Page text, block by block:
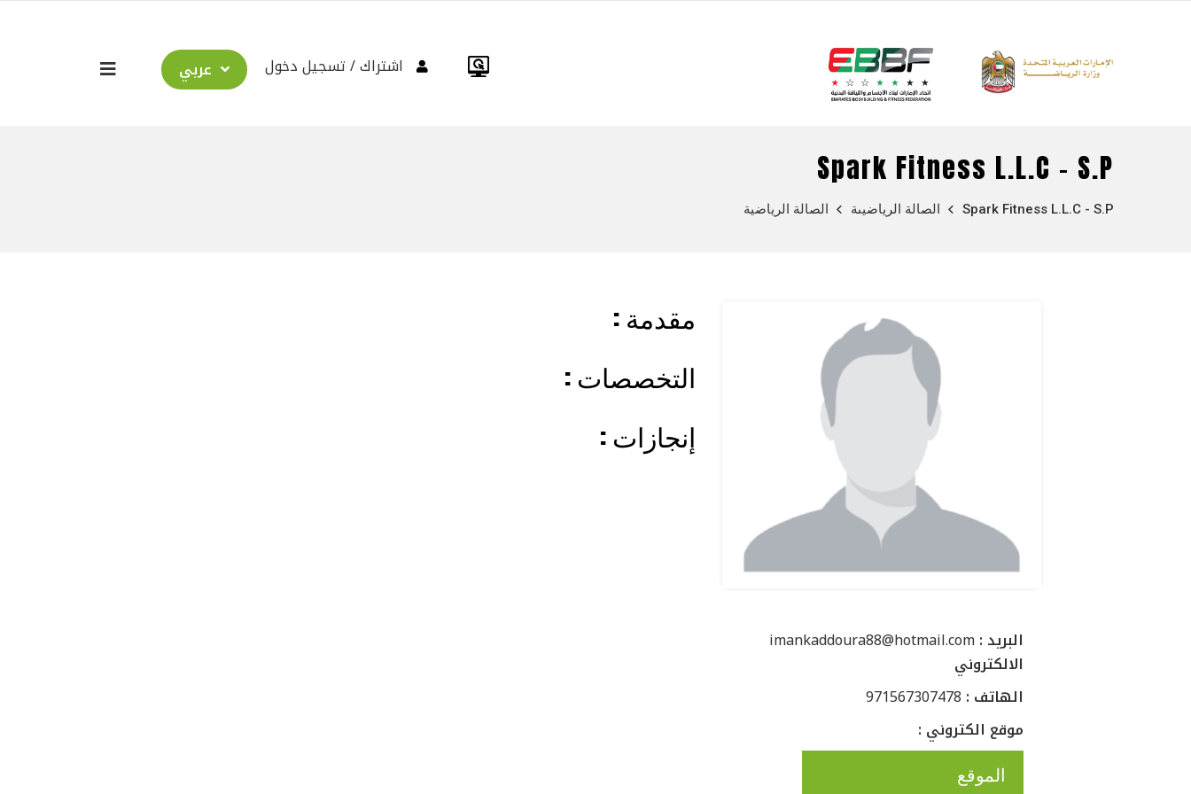
عربي تسجيل دخول اشتراك
Spark Fitness L.L.C - S.P
الصالة الرياضية الصالة الرياضيىة Spark Fitness L.L.C - S.P
: مقدمة
: التخصصات
: إنجازات
imankaddoura88@hotmail.com: البريد
الالكتروني
971567307478 : الهاتف
: موقع الكتروني
الموقع